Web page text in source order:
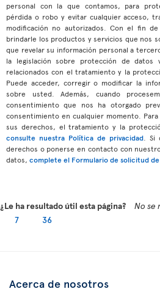
personal con la que contamos, para
pérdida o robo y evitar cualquier acceso,
modificación no autorizados. Con el fin
brindarle los productos y servicios que nos
que revelar su información personal a
la legislación sobre protección de datos
relacionados con el tratamiento y la
Puede acceder, corregir o modificar la
sobre usted. Además, cuando
consentimiento que nos ha otorgado
consentimiento en cualquier momento.
sus derechos, el tratamiento y la
consulte nuestra Política de privacidad .
derechos o ponerse en contacto con
datos, complete el Formulario de solicitud
¿Le ha resultado útil esta página?
No se
7
36
Acerca de nosotros